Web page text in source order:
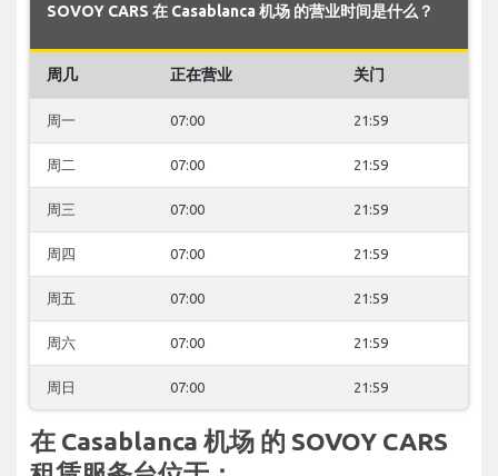
SOVOY CARS 在 Casablanca 机场 的营业时间是什么？
周几 正在营业 关门
周一 07:00 21:59
周二 07:00 21:59
周三 07:00 21:59
周四 07:00 21:59
周五 07:00 21:59
周六 07:00 21:59
周日 07:00 21:59
在 Casablanca 机场 的 SOVOY CARS